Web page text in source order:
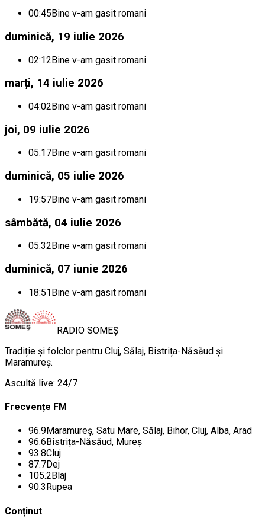
00:45 Bine v-am gasit romani
duminică, 19 iulie 2026
02:12Bine v-am gasit romani
marți, 14 iulie 2026
04:02Bine v-am gasit romani
joi, 09 iulie 2026
05:17Bine v-am gasit romani
duminică, 05 iulie 2026
19:57Bine v-am gasit romani
sâmbătă, 04 iulie 2026
05:32 Bine v-am gasit romani
duminică, 07 iunie 2026
18:51Bine v-am gasit romani
RADIO SOMEȘ
Tradiție și folclor pentru Cluj, Sălaj, Bistrița-Năsăud și
Maramureș.
Ascultă live: 24/7
Frecvențe FM
96.9Maramureș, Satu Mare, Sălaj, Bihor, Cluj, Alba, Arad
96.6 Bistrița-Năsăud, Mureș
93.8Cluj
87.7Dej
105.2 Blaj
90.3 Rupea
Conținut